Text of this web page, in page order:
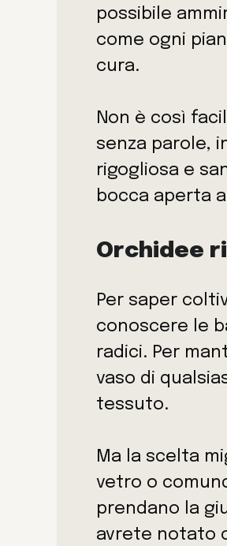
possibile
come ogni
cura.
Non è così
senza parole,
rigogliosa e
bocca aperta
Orchidee
Per saper
conoscere le
radici. Per
vaso di
tessuto.
Ma la scelta
vetro o
prendano la
avrete notato